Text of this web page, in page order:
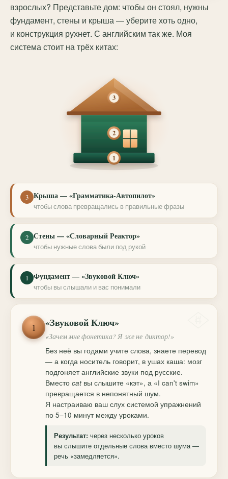
взрослых? Представьте дом: чтобы он стоял, нужны
фундамент, стены и крыша — уберите хоть одно,
и конструкция рухнет. С английским так же. Моя
система стоит на трёх китах:
3
2
1
3 Крыша — «Грамматика-Автопилот»
чтобы слова превращались в правильные фразы
2 Стены — «Словарный Реактор»
чтобы нужные слова были под рукой
1 Фундамент — «Звуковой Ключ»
чтобы вы слышали и вас понимали
1 «Звуковой Ключ»
«Зачем мне фонетика? Я же не диктор!»
Без неё вы годами учите слова, знаете перевод
— а когда носитель говорит, в ушах каша: мозг
подгоняет английские звуки под русские.
Вместо catвы слышите «кэт», а «I can't swim»
превращается в непонятный шум.
Я настраиваю ваш слух системой упражнений
по 5–10 минут между уроками.
Результат: через несколько уроков
вы слышите отдельные слова вместо шума —
речь «замедляется».